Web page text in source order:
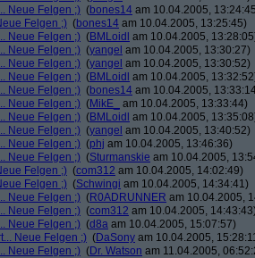
Neue Felgen ;) (bones14 am 10.04.2005,
Felgen ;) (bones14 am 10.04.2005, 13:25:45)
Neue Felgen ;) (BMLoidl am 10.04.2005,
Neue Felgen ;) (yangel am 10.04.2005, 13:30:27)
Neue Felgen ;) (yangel am 10.04.2005, 13:30:52)
Neue Felgen ;) (BMLoidl am 10.04.2005,
Neue Felgen ;) (bones14 am 10.04.2005,
Neue Felgen ;) (MikE_
am 10.04.2005, 13:33:44)
Neue Felgen ;) (BMLoidl am 10.04.2005,
Neue Felgen ;) (yangel am 10.04.2005, 13:40:52)
Neue Felgen ;) (phj am 10.04.2005, 13:46:36)
Neue Felgen ;) (Sturmanskie am 10.04.2005,
Felgen ;) (com312 am 10.04.2005, 14:02:49)
Felgen ;) (Schwingi am 10.04.2005, 14:34:41)
Neue Felgen ;) (R0ADRUNNER am 10.04.2005,
Neue Felgen ;) (com312 am 10.04.2005,
Neue Felgen ;) (d8a am 10.04.2005, 15:07:57)
Neue Felgen ;) (DaSony am 10.04.2005,
Neue Felgen ;) (Dr. Watson am 11.04.2005,